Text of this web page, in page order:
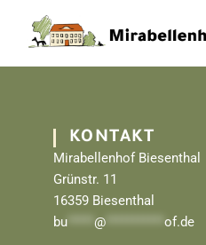
KONTAKT
Mirabellenhof Biesenthal
Grünstr. 11
16359 Biesenthal
bu
@ of.de